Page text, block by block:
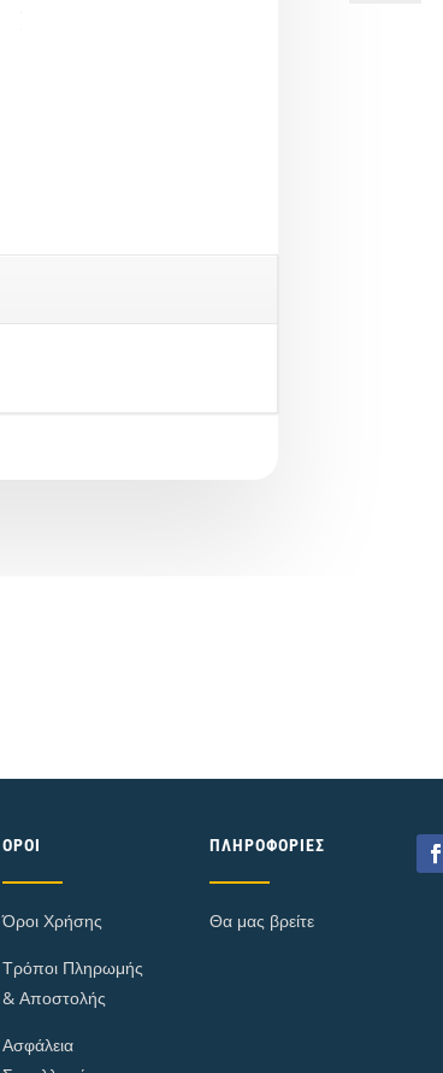
ΌΡΟΙ
Όροι Χρήσης
Τρόποι Πληρωμής
& Αποστολής
Ασφάλεια
ΠΛΗΡΟΦΟΡΊΕΣ
Θα μας βρείτε